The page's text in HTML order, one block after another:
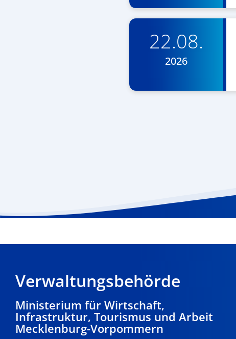
22.08.
2026
Verwaltungsbehörde
Ministerium für Wirtschaft,
Infrastruktur, Tourismus und Arbeit
Mecklenburg-Vorpommern